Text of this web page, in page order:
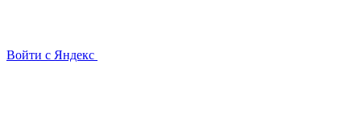
Войти с Яндекс